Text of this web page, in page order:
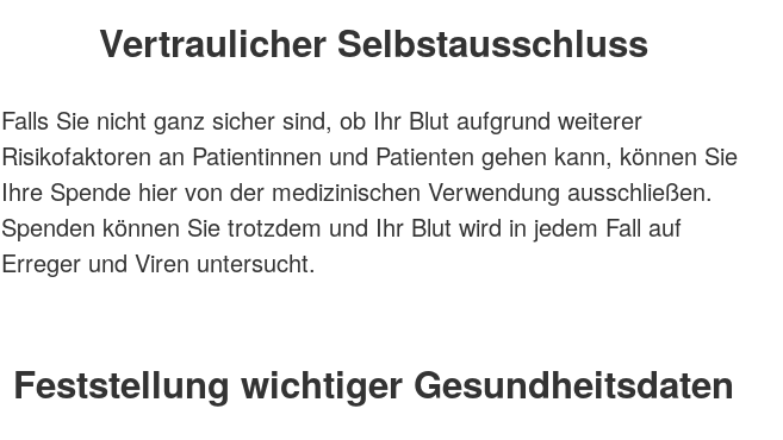
Vertraulicher Selbstausschluss
Falls Sie nicht ganz sicher sind, ob Ihr Blut aufgrund weiterer
Risikofaktoren an Patientinnen und Patienten gehen kann, können Sie
Ihre Spende hier von der medizinischen Verwendung ausschließen.
Spenden können Sie trotzdem und Ihr Blut wird in jedem Fall auf
Erreger und Viren untersucht.
Feststellung wichtiger Gesundheitsdaten